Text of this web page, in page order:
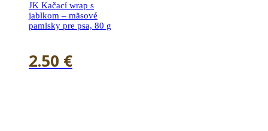
JK Kačací wrap s
jablkom – mäsové
pamlsky pre psa, 80 g
2.50 €